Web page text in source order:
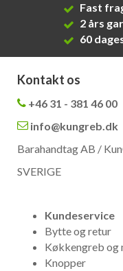
Fast
2 års
60
Kontakt os
+46 31 - 381 46 00
info@kungreb.dk
Barahandtag AB /
SVERIGE
Kundeservice
Bytte og retur
Køkkengreb og
Knopper